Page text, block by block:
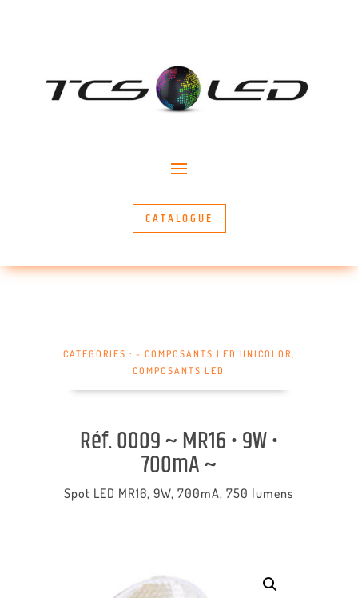
CATALOGUE
CATÉGORIES : ~ COMPOSANTS LED UNICOLOR,
COMPOSANTS LED
Réf. 0009 ~ MR16 • 9W •
700mA ~
Spot LED MR16, 9W, 700mA, 750 lumens